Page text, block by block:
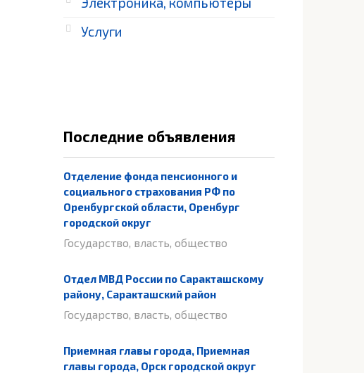
Услуги
Последние объявления
Отделение фонда пенсионного и
социального страхования РФ по
Оренбургской области, Оренбург
городской округ
Государство, власть, общество
Отдел МВД России по Саракташскому
району, Саракташский район
Государство, власть, общество
Приемная главы города, Приемная
главы города, Орск городской округ